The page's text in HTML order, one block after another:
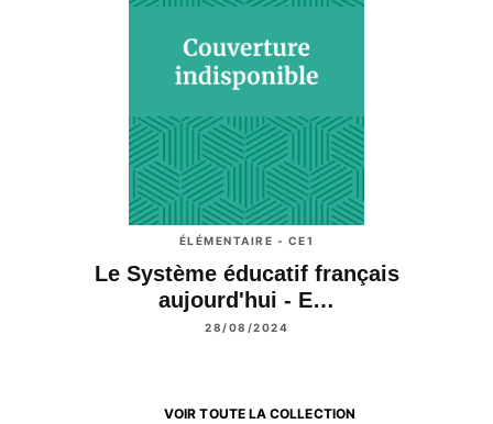
ÉLÉMENTAIRE - CE1
Le Système éducatif français
aujourd'hui - E…
28/08/2024
VOIR TOUTE LA COLLECTION